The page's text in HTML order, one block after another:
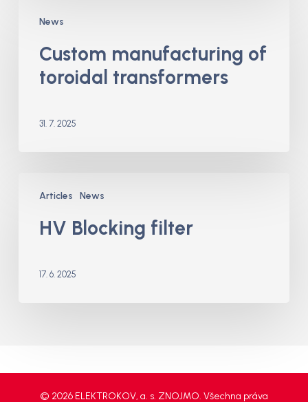
News
manufacturing
toroidal
transformers
Custom manufacturing of
toroidal transformers
31. 7. 2025
Articles News
Blocking
HV Blocking filter
17. 6. 2025
© 2026 ELEKTROKOV, a. s. ZNOJMO. Všechna práva